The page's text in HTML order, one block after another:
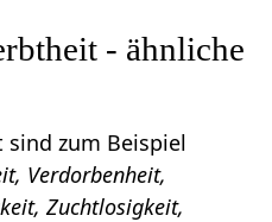
- ähnliche
sind zum Beispiel
Verdorbenheit,
Zuchtlosigkeit,